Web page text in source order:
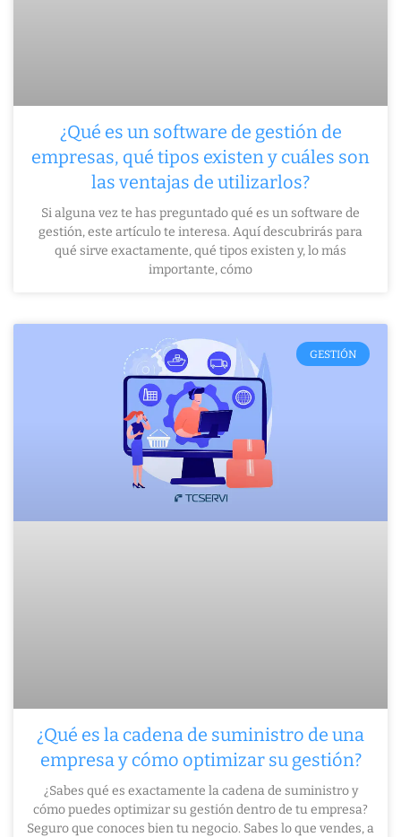
¿Qué es un software de gestión de
empresas, qué tipos existen y cuáles son
las ventajas de utilizarlos?
Si alguna vez te has preguntado qué es un software de
gestión, este artículo te interesa. Aquí descubrirás para
qué sirve exactamente, qué tipos existen y, lo más
importante, cómo
GESTIÓN
¿Qué es la cadena de suministro de una
empresa y cómo optimizar su gestión?
¿Sabes qué es exactamente la cadena de suministro y
cómo puedes optimizar su gestión dentro de tu empresa?
Seguro que conoces bien tu negocio. Sabes lo que vendes, a